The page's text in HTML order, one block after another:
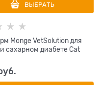
ВЫБРАТЬ
Monge VetSolution для
сахарном диабете Cat